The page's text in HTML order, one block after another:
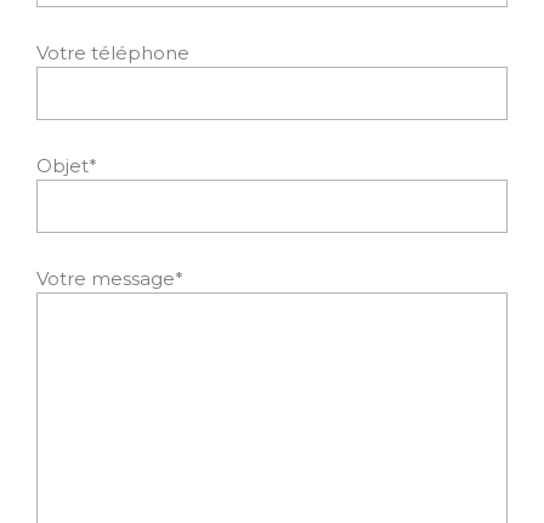
Votre téléphone
Objet*
Votre message*